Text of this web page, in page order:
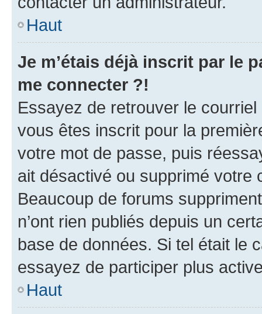
Haut
Je m’étais déjà inscrit par le
me connecter ?!
Essayez de retrouver le
vous êtes inscrit pour la
votre mot de passe, puis
ait désactivé ou supprimé votre
Beaucoup de forums
n’ont rien publiés depuis un
base de données. Si tel était le
essayez de participer plus
Haut